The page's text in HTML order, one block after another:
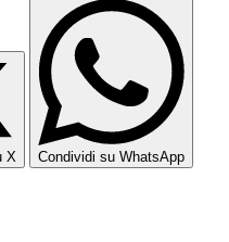
X Condividi su WhatsApp